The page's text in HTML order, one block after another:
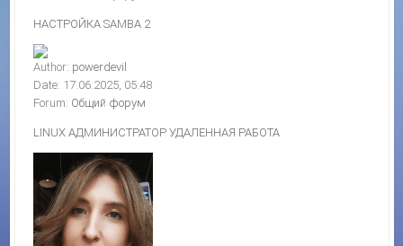
НАСТРОЙКА SAMBA 2
Author: powerdevil
Date: 17.06.2025, 05:48
Forum: Общий форум
LINUX АДМИНИСТРАТОР УДАЛЕННАЯ РАБОТА